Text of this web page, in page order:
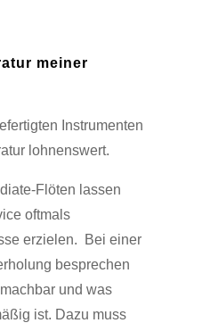
meiner
Instrumenten
lohnenswert.
Flöten lassen
oftmals
erzielen.
Bei einer
besprechen
und was
ist. Dazu muss